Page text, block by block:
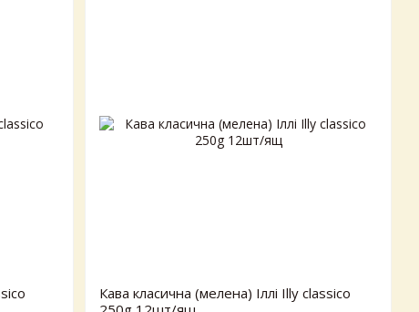
Кава класична (мелена) Іллі Illy classico